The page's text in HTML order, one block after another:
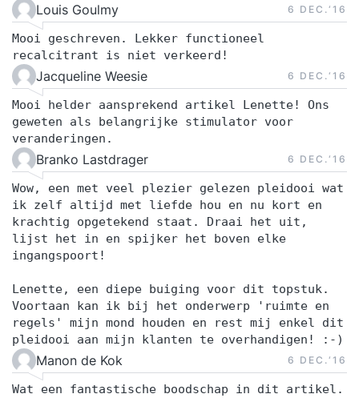
Louis Goulmy 6 DEC.‘16
Mooi geschreven. Lekker functioneel
recalcitrant is niet verkeerd!
Jacqueline Weesie 6 DEC.‘16
Mooi helder aansprekend artikel Lenette! Ons
geweten als belangrijke stimulator voor
veranderingen.
Branko Lastdrager 6 DEC.‘16
Wow, een met veel plezier gelezen pleidooi wat
ik zelf altijd met liefde hou en nu kort en
krachtig opgetekend staat. Draai het uit,
lijst het in en spijker het boven elke
ingangspoort!
Lenette, een diepe buiging voor dit topstuk.
Voortaan kan ik bij het onderwerp 'ruimte en
regels' mijn mond houden en rest mij enkel dit
pleidooi aan mijn klanten te overhandigen! :-)
Manon de Kok 6 DEC.‘16
Wat een fantastische boodschap in dit artikel.